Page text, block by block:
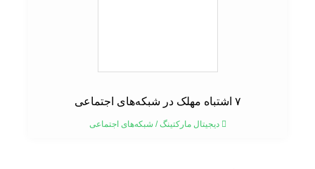
دیجیتال مارکتینگ/شبکه‌های اجتماعی